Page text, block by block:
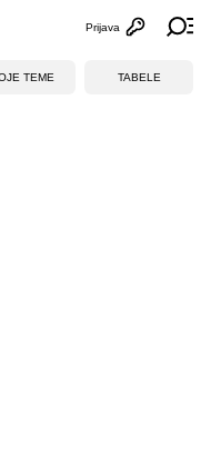
Otvori
Prijava
TEME TABELE